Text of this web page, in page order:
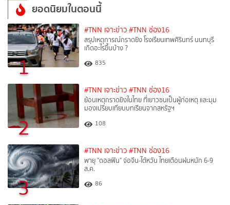
ยอดนิยมในตอนนี้
1
#TNN เจาะข่าว #TNN ช่อง16
สรุปเหตุการณ์กราดยิง โรงเรียนเทพศิรินทร์ นนทบุรี
เกิดอะไรขึ้นบ้าง ?
835
2
#TNN เจาะข่าว #TNN ช่อง16
ย้อนเหตุกราดยิงในไทย ที่เยาวชนเป็นผู้ก่อเหตุ และมุม
มองเปรียบเทียบบทเรียนจากสหรัฐฯ
108
3
#TNN เจาะข่าว #TNN ช่อง16
พายุ "ดอลฟิน" จ่อจีน-ไต้หวัน ไทยเตือนฝนหนัก 6-9
ส.ค.
86